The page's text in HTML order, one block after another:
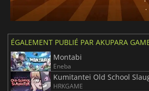
ÉGALEMENT PUBLIÉ PAR AKUPARA
Montabi
Eneba
Kumitantei Old School
HRKGAME